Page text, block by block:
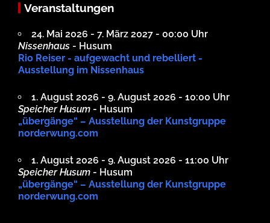
Veranstaltungen
24. Mai 2026 - 7. März 2027 - 00:00 Uhr
Nissenhaus - Husum
Rio Reiser - aufgewacht und rebelliert -
Ausstellung im Nissenhaus
1. August 2026 - 9. August 2026 - 10:00 Uhr
Speicher Husum - Husum
„übergänge“ – Ausstellung der Kunstgruppe
norderwung.com
1. August 2026 - 9. August 2026 - 11:00 Uhr
Speicher Husum - Husum
„übergänge“ – Ausstellung der Kunstgruppe
norderwung.com